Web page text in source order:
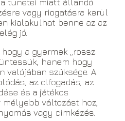
a tünetei miatt állandó
vagy riogatásra kerül
kialakulhat benne az az
jó.
a gyermek „rossz
hanem hogy
valójában szüksége. A
az elfogadás, az
és a játékos
mélyebb változást hoz,
vagy címkézés.